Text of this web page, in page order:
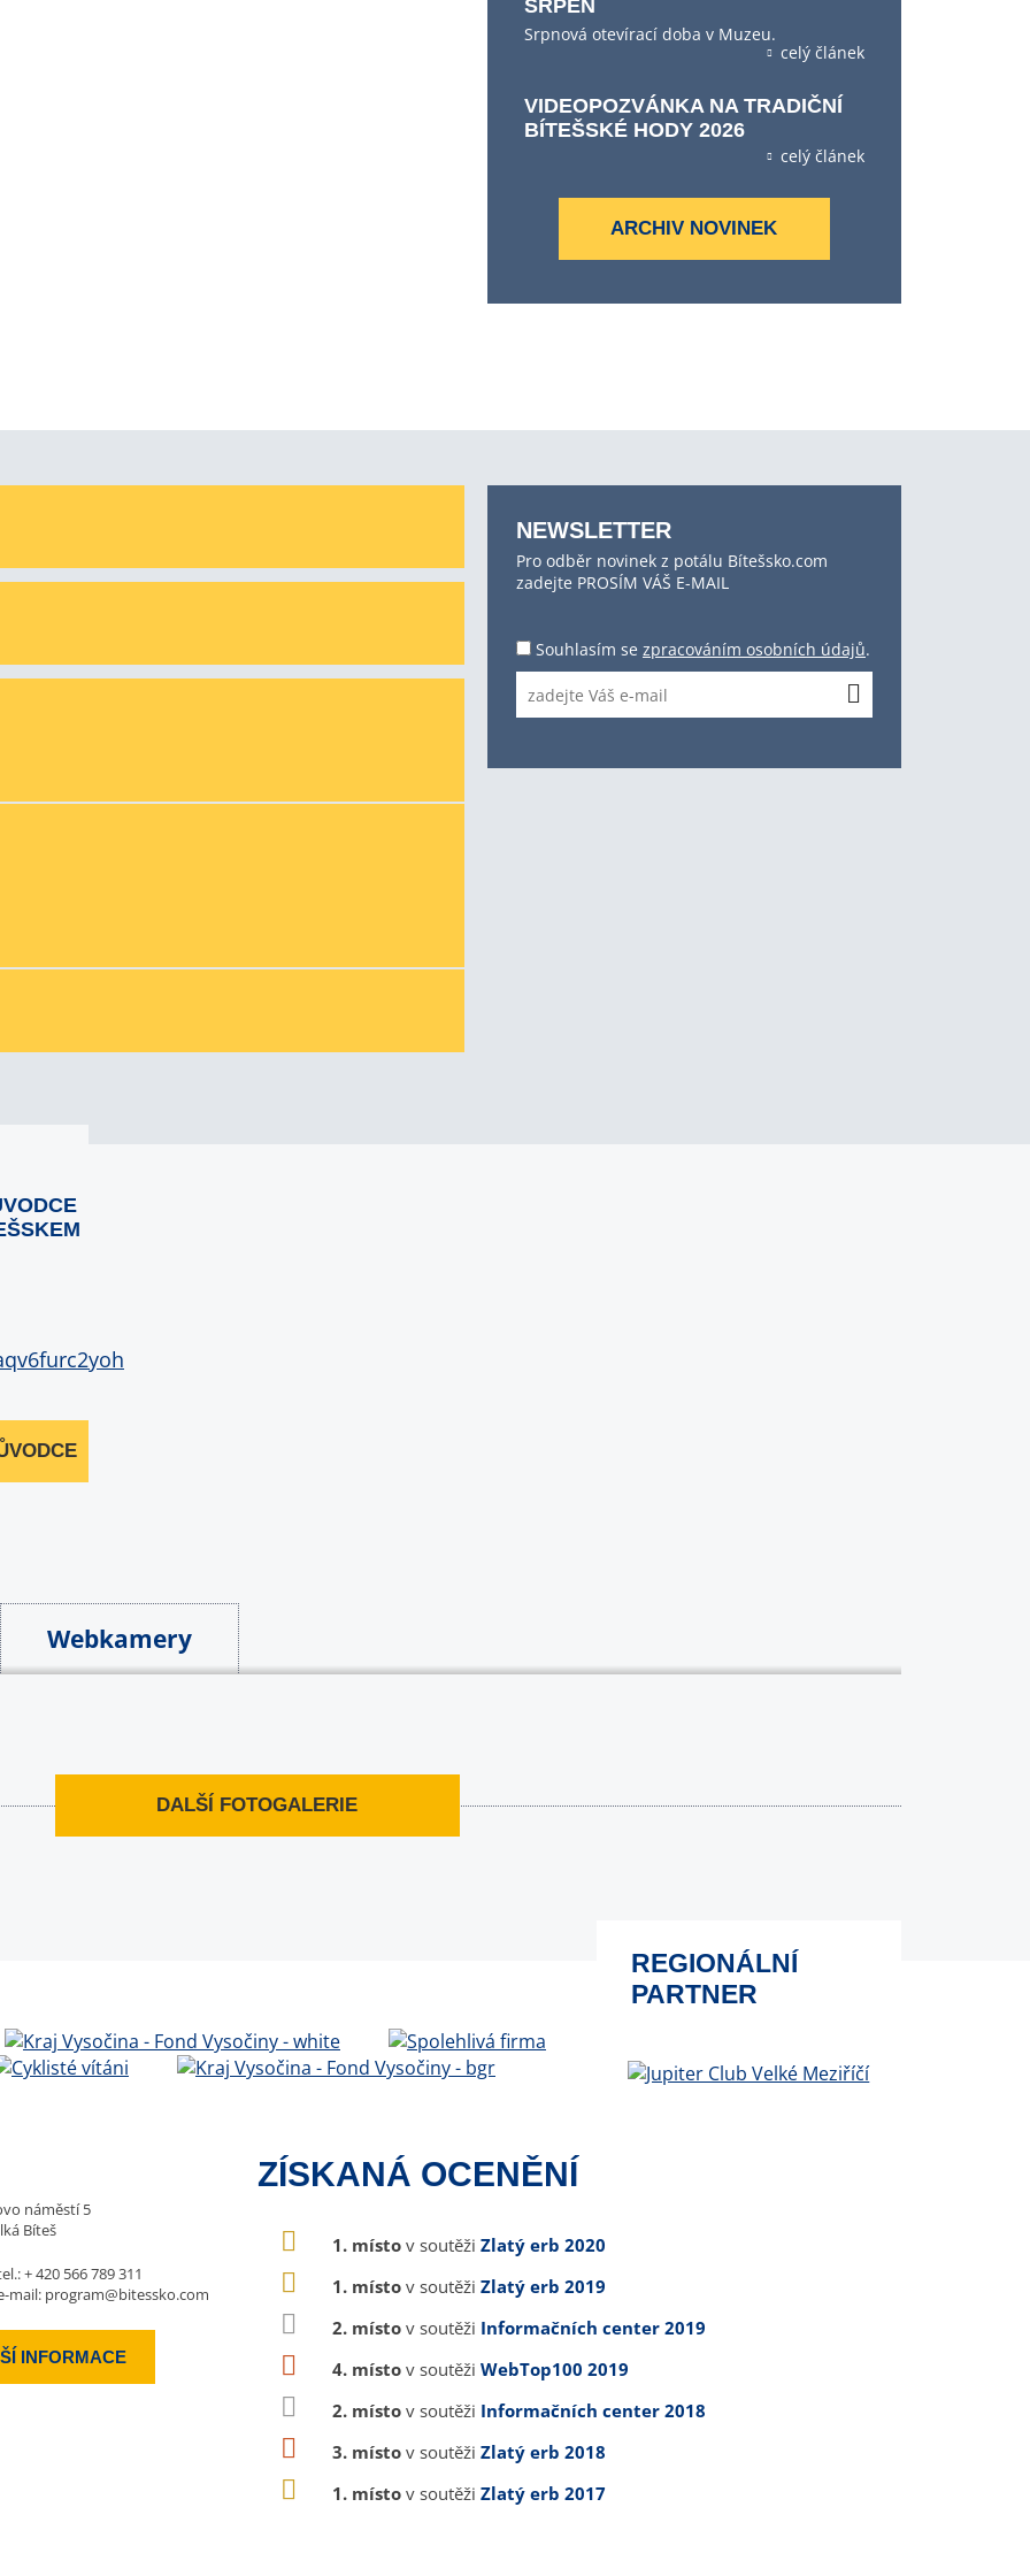
SRPEN
Srpnová otevírací doba v Muzeu.
celý článek
VIDEOPOZVÁNKA NA TRADIČNÍ
BÍTEŠSKÉ HODY 2026
celý článek
ARCHIV NOVINEK
NEWSLETTER
Pro odběr novinek z potálu Bítešsko.com
zadejte PROSÍM VÁŠ E-MAIL
Souhlasím se zpracováním osobních údajů.
Webkamery
DALŠÍ FOTOGALERIE
REGIONÁLNÍ
PARTNER
náměstí 5
Bíteš
+ 420 566 789 311
mail: program@bitessko.com
INFORMACE
ZÍSKANÁ OCENĚNÍ
1. místo v soutěži Zlatý erb 2020
1. místo v soutěži Zlatý erb 2019
2. místo v soutěži Informačních center 2019
4. místo v soutěži WebTop100 2019
2. místo v soutěži Informačních center 2018
3. místo v soutěži Zlatý erb 2018
1. místo v soutěži Zlatý erb 2017